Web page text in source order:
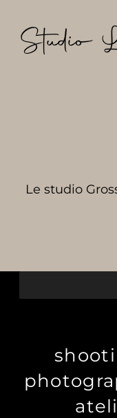
contenu
Studio
Le studio